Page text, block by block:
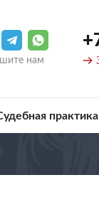
нам
практика